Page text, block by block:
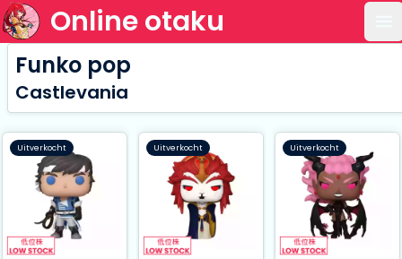
Online otaku
Funko pop
Castlevania
Uitverkocht Uitverkocht Uitverkocht